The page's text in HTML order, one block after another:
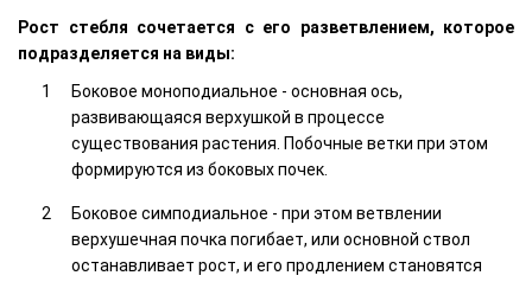
Рост стебля сочетается с его разветвлением, которое
подразделяется на виды:
Боковое моноподиальное - основная ось,
развивающаяся верхушкой в процессе
существования растения. Побочные ветки при этом
формируются из боковых почек.
Боковое симподиальное - при этом ветвлении
верхушечная почка погибает, или основной ствол
останавливает рост, и его продлением становятся